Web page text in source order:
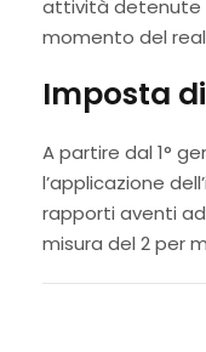
attività detenute
momento del
Imposta
A partire dal 1°
l’applicazione
rapporti aventi
misura del 2 per